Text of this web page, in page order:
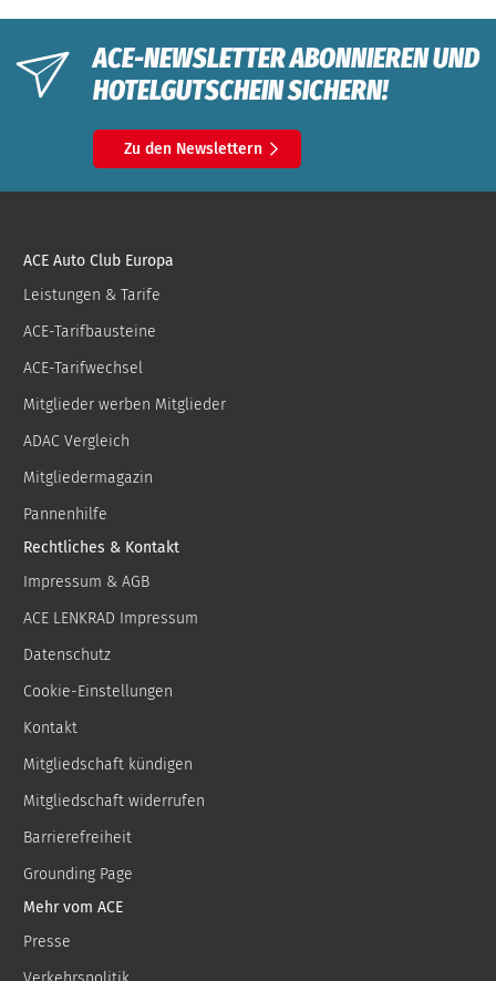
ACE-NEWSLETTER ABONNIEREN UND
HOTELGUTSCHEIN SICHERN!
Zu den Newslettern
ACE Auto Club Europa
Leistungen & Tarife
ACE-Tarifbausteine
ACE-Tarifwechsel
Mitglieder werben Mitglieder
ADAC Vergleich
Mitgliedermagazin
Pannenhilfe
Rechtliches & Kontakt
Impressum & AGB
ACE LENKRAD Impressum
Datenschutz
Cookie-Einstellungen
Kontakt
Mitgliedschaft kündigen
Mitgliedschaft widerrufen
Barrierefreiheit
Grounding Page
Mehr vom ACE
Presse